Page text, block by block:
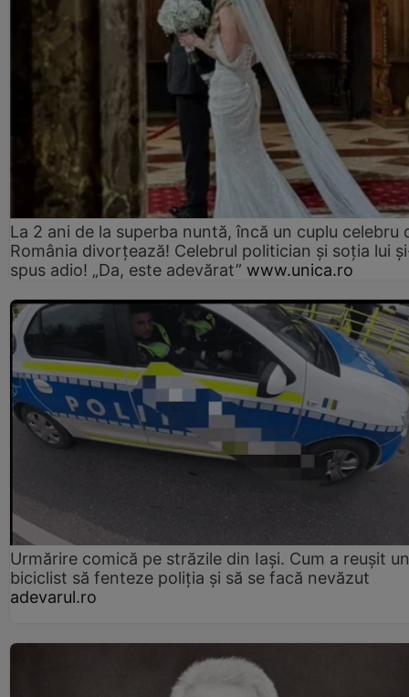
La 2 ani de la superba nuntă, încă un cuplu celebru
România divorțează! Celebrul politician și soția lui
spus adio! „Da, este adevărat” www.unica.ro
Urmărire comică pe străzile din Iași. Cum a reușit un
biciclist să fenteze poliția și să se facă nevăzut
adevarul.ro